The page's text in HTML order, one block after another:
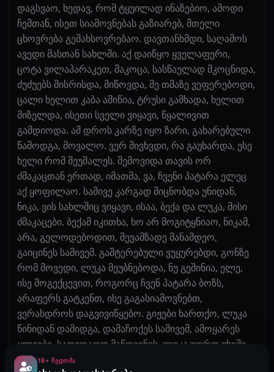
დაგსვაო, ხედავ, რომ ტყუილად ინაზებიო, ამოდი
ჩემთან, ისეთ სიამოვნებას გაზიარებ, მთელი
ცხოვრება გემახსოვრებაო. დავთანხმდი, საღამოს
ავედი მასთან სახლში. აქ დაიწყო ყველაფერი,
ცოტა ვილაპარაკეთ, მაკოცა, სასწაულად მკოცნიდა,
ძუძუებს მისრისდა, მიწოვდა, მე თმაზე ვეფერებოდი,
ცალი ხელით კაბა ამიწია, ტრუსი გამხადა, ხელით
მიზელდა, ისეთი სველი ვიყავი, წყალივით
გამდიოდა. ამ დროს კარზე იყო ზარი, გახარებული
წამოდგა, მოვალო. ვერ მივხვდი, რა გაუხარდა, ესე
ხელი რომ შეუშალეს. შემოვიდა თავის ორ
ძმაკაცთან ერთად, იმათმა, ვა, ჩვენი პატარა ელეც
აქ ყოფილაო. სამივე კარგად მიცნობდა უნიდან,
ნიკა, ვის სახლშიც ვიყავი, ისაა, ბექა და ლუკა, მისი
ძმაკაცები. ბექამ იკითხა, ხო არ მოგიტყნიაო, ნიკამ,
არა, გელოდებოდით, შევამზადე მანამდეო,
გაიცინეს სამივემ. გაშტერებული ვუყურებდი, გონზე
რომ მოვედი, ლუკა მეუბნებოდა, ნუ გეშინია, ელე,
ისე მოგექცევით, როგორც ჩვენ პატარა ბოზს,
არაფერს გატკენთ, ისე გაგასიამოვნებთ,
ვერასდროს დაგვივიწყებო. გიჟები ხართქო, ლუკა
წინიდან დამიდგა, დამაჩოქეს სამივემ, ამოყარეს
ყლეები, სათითაოდ მაწოვინეს, ლუკა უფრო უხეში
იყო, იქამდე არ მიღებდა პირიდან, სანამ
18+ ᲬᲕᲓᲝᲛᲐ